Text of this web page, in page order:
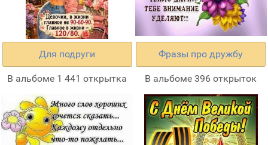
Для подруги
В альбоме 1 441 открытка
Фразы про дружбу
В альбоме 396 открыток